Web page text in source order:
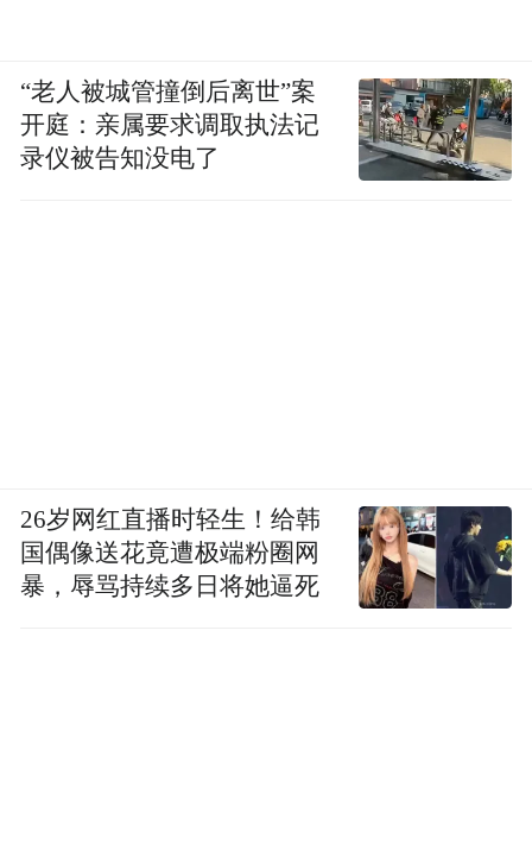
“老人被城管撞倒后离世”案
开庭：亲属要求调取执法记
录仪被告知没电了
26岁网红直播时轻生！给韩
国偶像送花竟遭极端粉圈网
暴，辱骂持续多日将她逼死